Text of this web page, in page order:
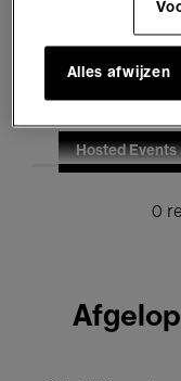
Voor iedereen
Onderwijs
Hosted Events
0
Alles afwijzen